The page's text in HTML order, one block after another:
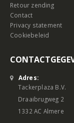
Retour zending
Contact
Privacy statement
Cookiebeleid
Adres:
Tackerplaza B.V.
Draaibrugweg 2
1332 AC Almere